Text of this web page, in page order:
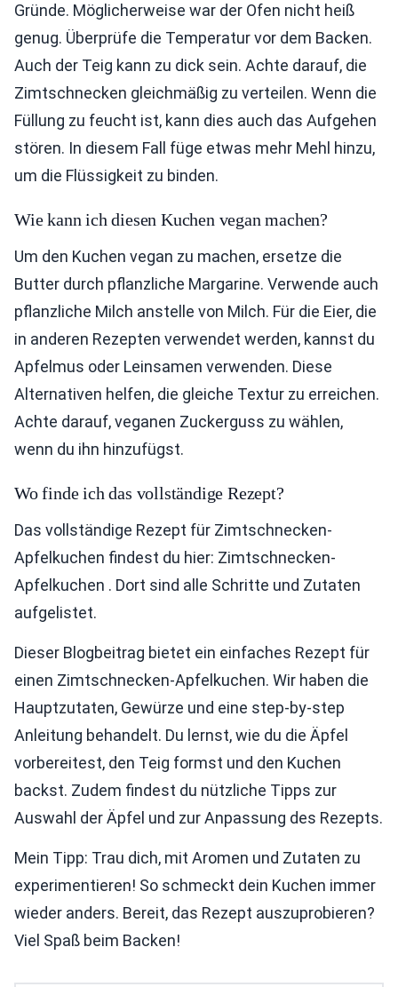
Gründe. Möglicherweise war der Ofen nicht heiß
genug. Überprüfe die Temperatur vor dem Backen.
Auch der Teig kann zu dick sein. Achte darauf, die
Zimtschnecken gleichmäßig zu verteilen. Wenn die
Füllung zu feucht ist, kann dies auch das Aufgehen
stören. In diesem Fall füge etwas mehr Mehl hinzu,
um die Flüssigkeit zu binden.
Wie kann ich diesen Kuchen vegan machen?
Um den Kuchen vegan zu machen, ersetze die
Butter durch pflanzliche Margarine. Verwende auch
pflanzliche Milch anstelle von Milch. Für die Eier, die
in anderen Rezepten verwendet werden, kannst du
Apfelmus oder Leinsamen verwenden. Diese
Alternativen helfen, die gleiche Textur zu erreichen.
Achte darauf, veganen Zuckerguss zu wählen,
wenn du ihn hinzufügst.
Wo finde ich das vollständige Rezept?
Das vollständige Rezept für Zimtschnecken-
Apfelkuchen findest du hier: Zimtschnecken-
Apfelkuchen . Dort sind alle Schritte und Zutaten
aufgelistet.
Dieser Blogbeitrag bietet ein einfaches Rezept für
einen Zimtschnecken-Apfelkuchen. Wir haben die
Hauptzutaten, Gewürze und eine step-by-step
Anleitung behandelt. Du lernst, wie du die Äpfel
vorbereitest, den Teig formst und den Kuchen
backst. Zudem findest du nützliche Tipps zur
Auswahl der Äpfel und zur Anpassung des Rezepts.
Mein Tipp: Trau dich, mit Aromen und Zutaten zu
experimentieren! So schmeckt dein Kuchen immer
wieder anders. Bereit, das Rezept auszuprobieren?
Viel Spaß beim Backen!